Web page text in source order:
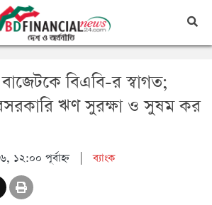
বিএবি-র স্বাগত;
ঋণ সুরক্ষা ও সুষম কর
১২:০০ পূর্বাহ্ন|ব্যাংক